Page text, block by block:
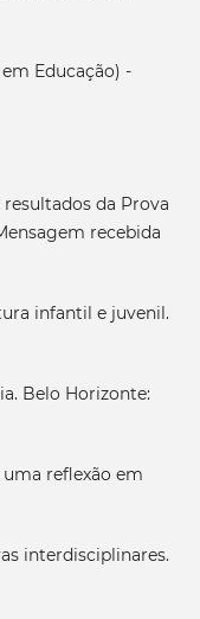
Educação) -
resultados da Prova
recebida
infantil e juvenil.
Belo Horizonte:
uma reflexão em
interdisciplinares.